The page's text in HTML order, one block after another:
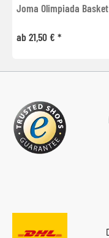
Joma Olimpiada
ab 21,50 € *